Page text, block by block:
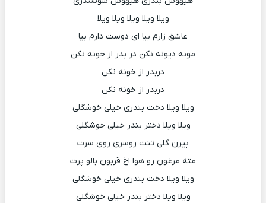
ویلا ویلا ویلا ویلا ویلا
عاشق زارم بیا ای دوست دارم بیا
مونه دیونه نکن در بدر از خونه نکن
دربدر از خونه نکن
دربدر از خونه نکن
ویلا ویلا دخت بندری خیلی خوشگلی
ویلا ویلا دختر بندر خیلی خوشگلی
پیرن گلی تنت روسری روی سرت
مثه مرغون رو هوا اخ قربون بالو پرت
ویلا ویلا دخت بندری خیلی خوشگلی
ویلا ویلا دختر بندر خیلی خوشگلی